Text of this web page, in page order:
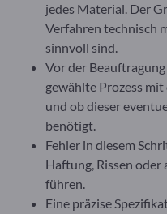
jedes Material. Der
Verfahren technisch
sinnvoll sind.
Vor der
gewählte Prozess
und ob dieser
benötigt.
Fehler in diesem
Haftung, Rissen
führen.
Eine präzise